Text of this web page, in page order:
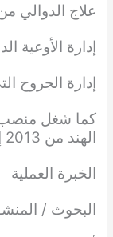
علاج الدوالي
إدارة الأوعية
إدارة الجروح
كما شغل منصب
الهند من 2013 إلى 2015.
الخبرة العملية
البحوث /